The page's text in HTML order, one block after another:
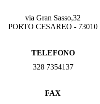
via Gran Sasso,32
PORTO CESAREO - 73010
TELEFONO
328 7354137
FAX